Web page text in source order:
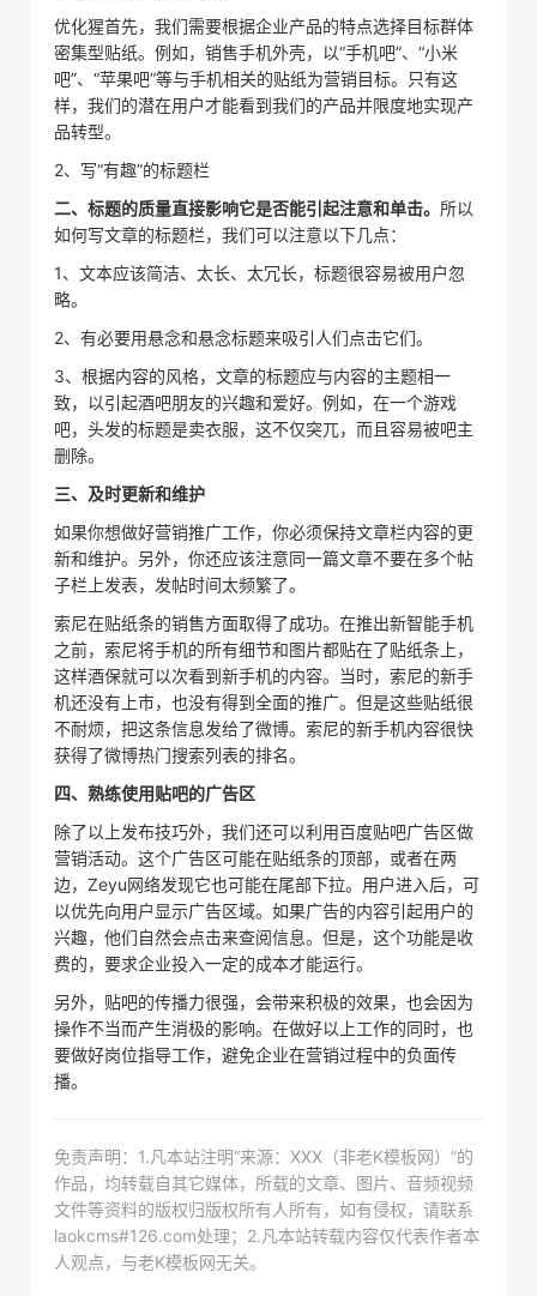
优化猩首先，我们需要根据企业产品的特点选择目标群体
密集型贴纸。例如，销售手机外壳，以“手机吧”、“小米
吧”、“苹果吧”等与手机相关的贴纸为营销目标。只有这
样，我们的潜在用户才能看到我们的产品并限度地实现产
品转型。
2、写“有趣”的标题栏
二、标题的质量直接影响它是否能引起注意和单击。 所以
如何写文章的标题栏，我们可以注意以下几点：
1、文本应该简洁、太长、太冗长，标题很容易被用户忽
略。
2、有必要用悬念和悬念标题来吸引人们点击它们。
3、根据内容的风格，文章的标题应与内容的主题相一
致，以引起酒吧朋友的兴趣和爱好。例如，在一个游戏
吧，头发的标题是卖衣服，这不仅突兀，而且容易被吧主
删除。
三、及时更新和维护
如果你想做好营销推广工作，你必须保持文章栏内容的更
新和维护。另外，你还应该注意同一篇文章不要在多个帖
子栏上发表，发帖时间太频繁了。
索尼在贴纸条的销售方面取得了成功。在推出新智能手机
之前，索尼将手机的所有细节和图片都贴在了贴纸条上，
这样酒保就可以次看到新手机的内容。当时，索尼的新手
机还没有上市，也没有得到全面的推广。但是这些贴纸很
不耐烦，把这条信息发给了微博。索尼的新手机内容很快
获得了微博热门搜索列表的排名。
四、熟练使用贴吧的广告区
除了以上发布技巧外，我们还可以利用百度贴吧广告区做
营销活动。这个广告区可能在贴纸条的顶部，或者在两
边，Zeyu网络发现它也可能在尾部下拉。用户进入后，可
以优先向用户显示广告区域。如果广告的内容引起用户的
兴趣，他们自然会点击来查阅信息。但是，这个功能是收
费的，要求企业投入一定的成本才能运行。
另外，贴吧的传播力很强，会带来积极的效果，也会因为
操作不当而产生消极的影响。在做好以上工作的同时，也
要做好岗位指导工作，避免企业在营销过程中的负面传
播。
免责声明：1.凡本站注明“来源：XXX（非老K模板网）”的
作品，均转载自其它媒体，所载的文章、图片、音频视频
文件等资料的版权归版权所有人所有，如有侵权，请联系
laokcms#126.com处理；2.凡本站转载内容仅代表作者本
人观点，与老K模板网无关。